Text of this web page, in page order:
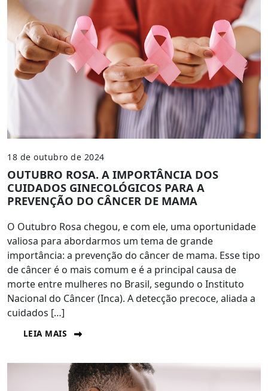
18 de outubro de 2024
OUTUBRO ROSA. A IMPORTÂNCIA DOS
CUIDADOS GINECOLÓGICOS PARA A
PREVENÇÃO DO CÂNCER DE MAMA
O Outubro Rosa chegou, e com ele, uma oportunidade
valiosa para abordarmos um tema de grande
importância: a prevenção do câncer de mama. Esse tipo
de câncer é o mais comum e é a principal causa de
morte entre mulheres no Brasil, segundo o Instituto
Nacional do Câncer (Inca). A detecção precoce, aliada a
cuidados […]
LEIA MAIS